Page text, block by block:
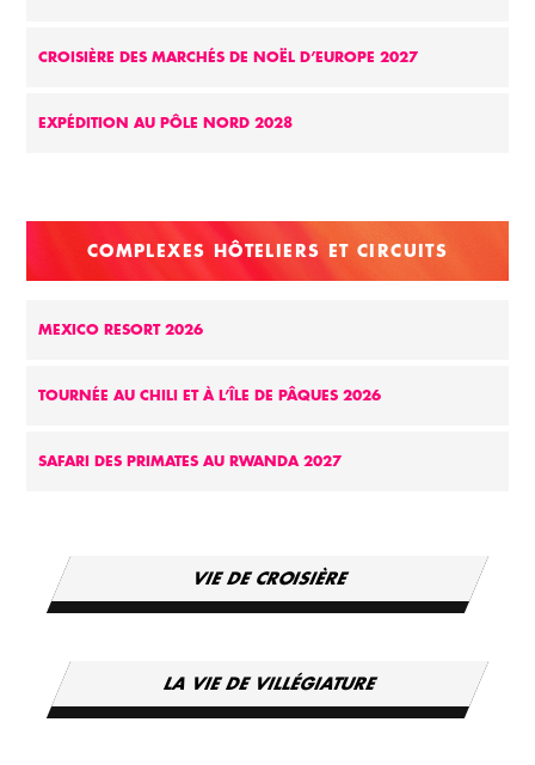
CROISIÈRE DES MARCHÉS DE NOËL D’EUROPE 2027
EXPÉDITION AU PÔLE NORD 2028
COMPLEXES HÔTELIERS ET CIRCUITS
MEXICO RESORT 2026
TOURNÉE AU CHILI ET À L’ÎLE DE PÂQUES 2026
SAFARI DES PRIMATES AU RWANDA 2027
VIE DE CROISIÈRE
LA VIE DE VILLÉGIATURE